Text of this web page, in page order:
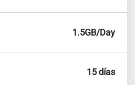
1.5GB/Day
15 días